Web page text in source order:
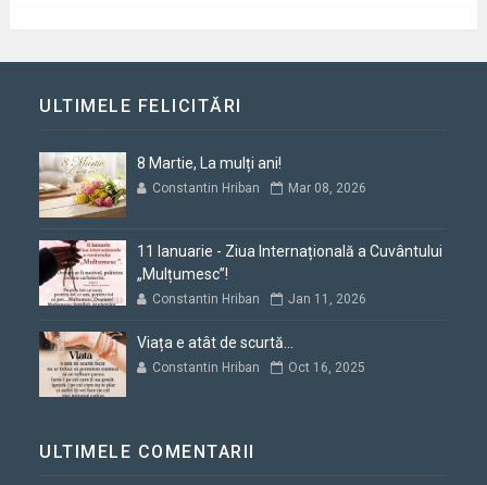
ULTIMELE FELICITĂRI
8 Martie, La mulți ani!
Constantin Hriban Mar 08, 2026
11 Ianuarie - Ziua Internațională a Cuvântului
„Mulțumesc”!
Constantin Hriban Jan 11, 2026
Viața e atât de scurtă...
Constantin Hriban Oct 16, 2025
ULTIMELE COMENTARII